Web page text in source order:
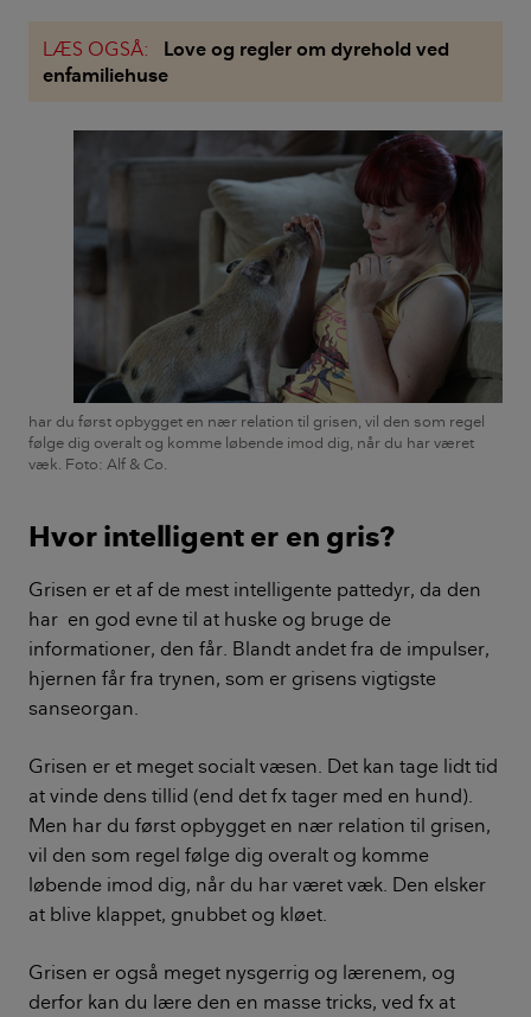
LÆS OGSÅ:
Love og regler om dyrehold ved
enfamiliehuse
har du først opbygget en nær relation til grisen, vil den som regel
følge dig overalt og komme løbende imod dig, når du har været
væk. Foto: Alf & Co.
Hvor intelligent er en gris?
Grisen er et af de mest intelligente pattedyr, da den
har en god evne til at huske og bruge de
informationer, den får. Blandt andet fra de impulser,
hjernen får fra trynen, som er grisens vigtigste
sanseorgan.
Grisen er et meget socialt væsen. Det kan tage lidt tid
at vinde dens tillid (end det fx tager med en hund).
Men har du først opbygget en nær relation til grisen,
vil den som regel følge dig overalt og komme
løbende imod dig, når du har været væk. Den elsker
at blive klappet, gnubbet og kløet.
Grisen er også meget nysgerrig og lærenem, og
derfor kan du lære den en masse tricks, ved fx at